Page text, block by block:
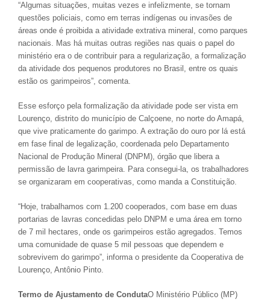
“Algumas situações, muitas vezes e infelizmente, se tornam
questões policiais, como em terras indígenas ou invasões de
áreas onde é proibida a atividade extrativa mineral, como parques
nacionais. Mas há muitas outras regiões nas quais o papel do
ministério era o de contribuir para a regularização, a formalização
da atividade dos pequenos produtores no Brasil, entre os quais
estão os garimpeiros”, comenta.
Esse esforço pela formalização da atividade pode ser vista em
Lourenço, distrito do município de Calçoene, no norte do Amapá,
que vive praticamente do garimpo. A extração do ouro por lá está
em fase final de legalização, coordenada pelo Departamento
Nacional de Produção Mineral (DNPM), órgão que libera a
permissão de lavra garimpeira. Para consegui-la, os trabalhadores
se organizaram em cooperativas, como manda a Constituição.
“Hoje, trabalhamos com 1.200 cooperados, com base em duas
portarias de lavras concedidas pelo DNPM e uma área em torno
de 7 mil hectares, onde os garimpeiros estão agregados. Temos
uma comunidade de quase 5 mil pessoas que dependem e
sobrevivem do garimpo”, informa o presidente da Cooperativa de
Lourenço, Antônio Pinto.
Termo de Ajustamento de CondutaO Ministério Público (MP)